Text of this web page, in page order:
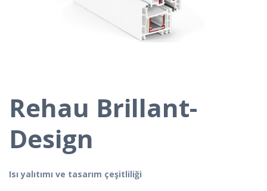
Rehau Brillant-
Design
Isı yalıtımı ve tasarım çeşitliliği